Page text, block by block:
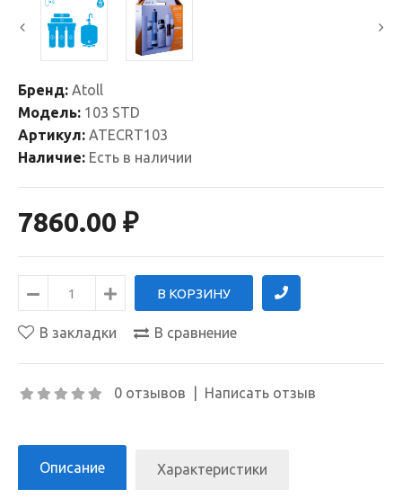
Бренд: Atoll
Модель: 103 STD
Артикул: ATECRT103
Наличие: Есть в наличии
7860.00 ₽
В закладки В сравнение
0 отзывов Написать отзыв
Описание Характеристики